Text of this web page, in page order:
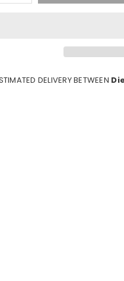
DELIVERY BETWEEN